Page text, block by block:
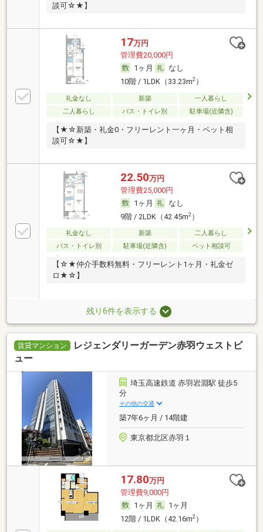
談可☆★】
17万円
管理費20,000円
1ヶ月
なし
10階 / 1LDK（33.23m2）
礼金なし 新築
一人暮らし
二人暮らし
バス・トイレ別 駐車場(近隣含)
【★☆新築・礼金0・フリーレント一ヶ月・ペット相
談可☆★】
22.50万円
管理費25,000円
1ヶ月
なし
9階 / 2LDK（42.45m2）
礼金なし 新築
二人暮らし
バス・トイレ別
駐車場(近隣含) ペット相談可
【☆★仲介手数料無料・フリーレント1ヶ月・礼金ゼ
ロ★☆】
残り6件を表示する
賃貸マンション
レジェンダリーガーデン赤羽ウェストビ
ュー
埼玉高速鉄道 赤羽岩淵駅 徒歩5
分
その他の交通
築7年6ヶ月 / 14階建
東京都北区赤羽１
17.80万円
管理費9,000円
1ヶ月
1ヶ月
12階 / 1LDK（42.16m2）